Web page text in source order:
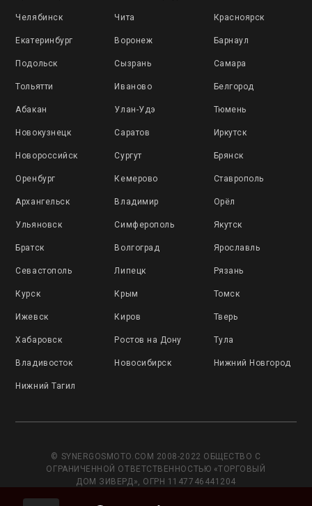
Челябинск Чита Красноярск
Екатеринбург Воронеж Барнаул
Подольск Сызрань Самара
Тольятти Иваново Белгород
Абакан Улан-Удэ Тюмень
Новокузнецк Саратов Иркутск
Новороссийск Сургут Брянск
Оренбург Кемерово Ставрополь
Архангельск Владимир Орёл
Ульяновск Симферополь Якутск
Братск Волгоград Ярославль
Севастополь Липецк Рязань
Курск Крым Томск
Ижевск Киров Тверь
Хабаровск Ростов на Дону Тула
Владивосток Новосибирск Нижний Новгород
Нижний Тагил
© SYNERGOSMOTO.COM 2008-2022 ОБЩЕСТВО С
ОГРАНИЧЕННОЙ ОТВЕТСТВЕННОСТЬЮ «ТОРГОВЫЙ
ДОМ ЗИВЕРД», ОГРН 1147746441204